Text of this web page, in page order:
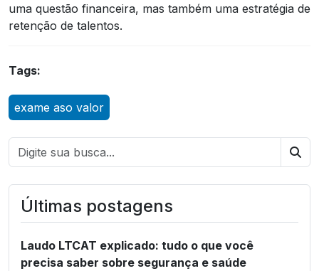
uma questão financeira, mas também uma estratégia de
retenção de talentos.
Tags:
exame aso valor
Últimas postagens
Laudo LTCAT explicado: tudo o que você
precisa saber sobre segurança e saúde